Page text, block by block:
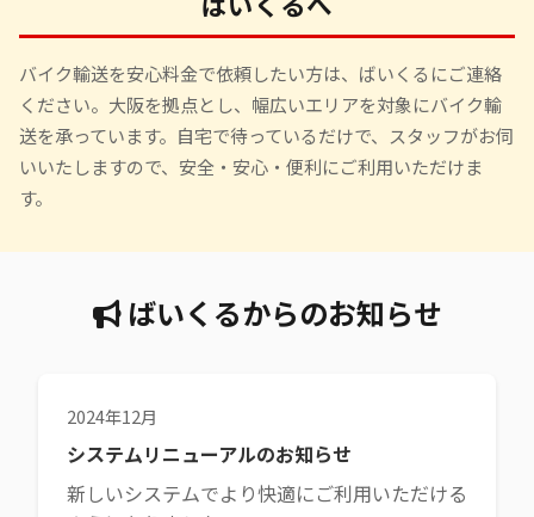
ばいくるからのお知らせ
2024年12月
システムリニューアルのお知らせ
新しいシステムでより快適にご利用いただける
バイク輸送を安心料金で依頼したい方は、ばいくるにご連絡
ください。大阪を拠点とし、幅広いエリアを対象にバイク輸
送を承っています。自宅で待っているだけで、スタッフがお伺
いいたしますので、安全・安心・便利にご利用いただけま
す。